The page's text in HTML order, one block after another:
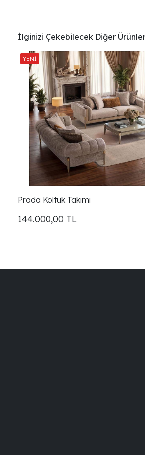
İlginizi Çekebilecek Diğer Ürünler
Prada Koltuk Takımı
144.000,00 TL